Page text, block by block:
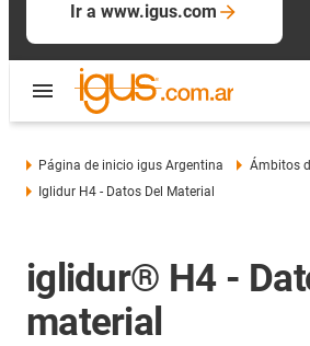
Ir a www.igus.com
Página de inicio igus Argentina
Ámbitos
Iglidur H4 - Datos Del Material
iglidur® H4 -
material